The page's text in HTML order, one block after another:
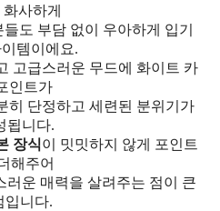
사하게
도 부담 없이 우아하게 입기
템이에요.
고급스러운 무드에 화이트 카
인트가
히 단정하고 세련된 분위기가
됩니다.
장식이 밋밋하지 않게 포인트
해주어
러운 매력을 살려주는 점이 큰
입니다.